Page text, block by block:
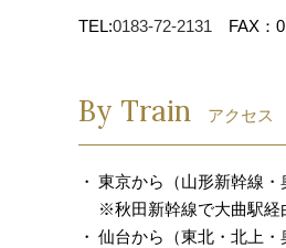
TEL:0183-72-2131 FAX：
By Train アクセス
東京から（山形新幹線
※秋田新幹線で大曲駅経
仙台から（東北・北上